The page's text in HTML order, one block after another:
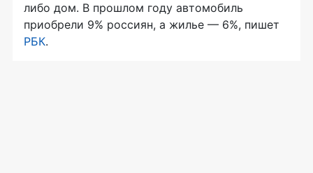
либо дом. В прошлом году автомобиль
приобрели 9% россиян, а жилье — 6%, пишет
РБК.